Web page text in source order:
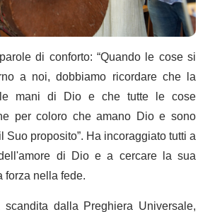
di conforto: “Quando le cose si
a noi, dobbiamo ricordare che la
mani di Dio e che tutte le cose
per coloro che amano Dio e sono
proposito”. Ha incoraggiato tutti a
di Dio e a cercare la sua
nella fede.
dalla Preghiera Universale,